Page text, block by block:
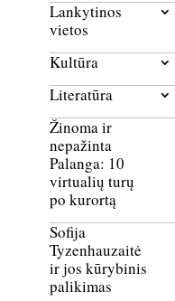
Lankytinos
vietos
Kultūra
Literatūra
Žinoma ir
nepažinta
Palanga: 10
virtualių turų
po kurortą
Sofija
Tyzenhauzaitė
ir jos kūrybinis
palikimas